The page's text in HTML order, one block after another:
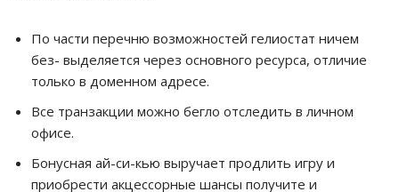
По части перечню возможностей гелиостат ничем
без- выделяется через основного ресурса, отличие
только в доменном адресе.
Все транзакции можно бегло отследить в личном
офисе.
Бонусная ай-си-кью выручает продлить игру и
приобрести акцессорные шансы получите и